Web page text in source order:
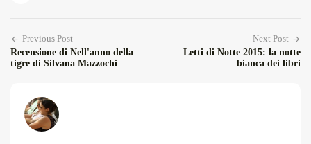
Previous Post
Recensione di Nell'anno della
tigre di Silvana Mazzochi
Next Post
Letti di Notte 2015: la notte
bianca dei libri